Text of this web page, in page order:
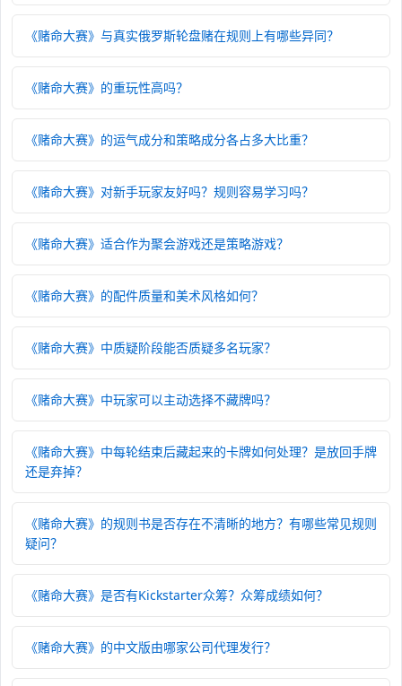
手，成功率更高。
被质疑失败后要善用额外BANG!卡
员「牺牲」来清除这颗额外子弹，同时换取 1 张行动
行动卡可以改变开枪方向、偷看对手牌堆、跳过死亡
稳。注意行动卡后进先结算，可以用后手盖掉对手的
《赌命大赛》与真实俄罗斯轮盘赌在规则上有哪些异同？
《赌命大赛》的重玩性高吗？
《赌命大赛》的运气成分和策略成分各占多大比重？
《赌命大赛》对新手玩家友好吗？规则容易学习吗？
《赌命大赛》适合作为聚会游戏还是策略游戏？
《赌命大赛》的配件质量和美术风格如何？
《赌命大赛》中质疑阶段能否质疑多名玩家？
《赌命大赛》中玩家可以主动选择不藏牌吗？
《赌命大赛》中每轮结束后藏起来的卡牌如何处理？是放回手牌
还是弃掉？
《赌命大赛》的规则书是否存在不清晰的地方？有哪些常见规则
疑问？
《赌命大赛》是否有Kickstarter众筹？众筹成绩如何？
《赌命大赛》的中文版由哪家公司代理发行？